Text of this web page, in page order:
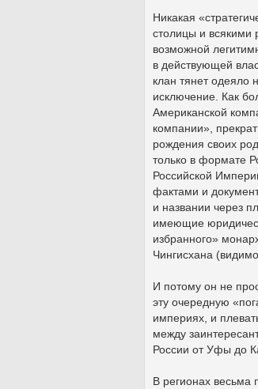
Никакая
столицы и
возможной
в действующей
клан тянет одеяло
исключение. Как
Американской
компании»,
рождения своих
только в формате
Российской
фактами и
и названии через
имеющие
избранного»
Чингисхана
И потому он не
эту очередную
империях, и
между
России от Уфы до
В регионах весьма